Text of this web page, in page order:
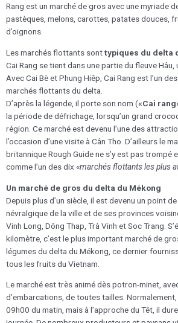
Rang est un marché de gros avec une myriade
pastèques, melons, carottes, patates douces,
d’oignons.
Les marchés flottants sonttypiques du delta
Cai Rang se tient dans une partie du fleuve Hâu,
Avec Cai Bè et Phung Hiêp, Cai Rang est l’un
marchés flottants du delta.
D’après la légende, il porte son nom («Cai
la période de défrichage, lorsqu’un grand
région. Ce marché est devenu l’une des
l’occasion d’une visite à Cân Tho. D’ailleurs le
britannique Rough Guide ne s’y est pas trompé
comme l’un des dix «marchés flottants les plus
Un marché de gros du delta du Mékong
Depuis plus d’un siècle, il est devenu un point
névralgique de la ville et de ses provinces
Vinh Long, Dông Thap, Trà Vinh et Soc Trang.
kilomètre, c’est le plus important marché de
légumes du delta du Mékong, ce dernier
tous les fruits du Vietnam.
Le marché est très animé dès potron-minet,
d’embarcations, de toutes tailles.
09h00 du matin, mais à l’approche du Têt, il